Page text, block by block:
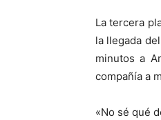
La tercera
la llegada
minutos a
compañía a
«No sé qué